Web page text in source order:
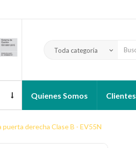
Toda categoría keyboard_arrow_down
Quienes Somos Clientes
puerta derecha Clase B - EV55N